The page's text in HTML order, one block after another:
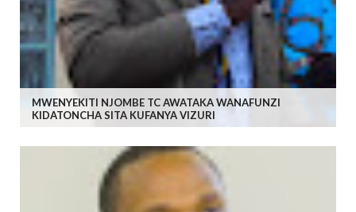
MWENYEKITI NJOMBE TC AWATAKA WANAFUNZI
KIDATONCHA SITA KUFANYA VIZURI